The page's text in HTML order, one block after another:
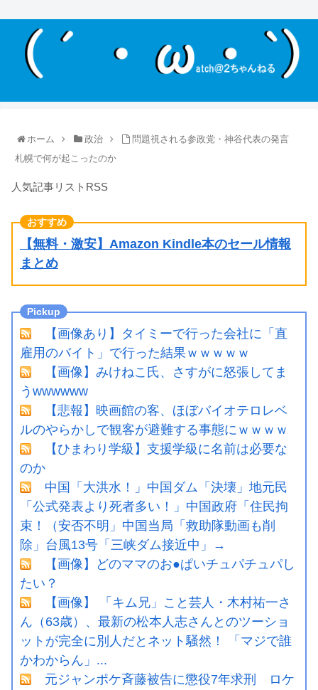
ホーム 政治
問題視される参政党・神谷代表の発言
札幌で何が起こったのか
人気記事リストRSS
【無料・激安】Amazon Kindle本のセール情報
まとめ
【画像あり】タイミーで行った会社に「直
雇用のバイト」で行った結果ｗｗｗｗｗ
【画像】みけねこ氏、さすがに怒張してま
うwwwwww
【悲報】映画館の客、ほぼバイオテロレベ
ルのやらかしで観客が避難する事態にｗｗｗｗ
【ひまわり学級】支援学級に名前は必要な
のか
中国「大洪水！」中国ダム「決壊」地元民
「公式発表より死者多い！」中国政府「住民拘
束！（安否不明」中国当局「救助隊動画も削
除」台風13号「三峡ダム接近中」→
【画像】どのママのお●ぱいチュパチュパし
たい？
【画像】 「キム兄」こと芸人・木村祐一さ
ん（63歳）、最新の松本人志さんとのツーショ
ットが完全に別人だとネット騒然！ 「マジで誰
かわからん」...
元ジャンポケ斉藤被告に懲役7年求刑 ロケ